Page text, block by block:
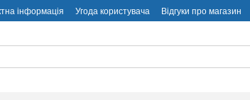
інформація Угода користувача Відгуки про магазин